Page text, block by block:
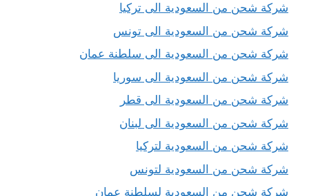
شركة شحن من السعودية الى تركيا
شركة شحن من السعودية الى تونس
شركة شحن من السعودية الى سلطنة عمان
شركة شحن من السعودية الى سوريا
شركة شحن من السعودية الى قطر
شركة شحن من السعودية الى لبنان
شركة شحن من السعودية لتركيا
شركة شحن من السعودية لتونس
شركة شحن من السعودية لسلطنة عمان